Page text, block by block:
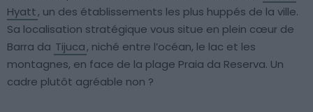
Hyatt, un des établissements les plus huppés de la ville.
Sa localisation stratégique vous situe en plein cœur de
Barra da Tijuca, niché entre l’océan, le lac et les
montagnes, en face de la plage Praia da Reserva. Un
cadre plutôt agréable non ?